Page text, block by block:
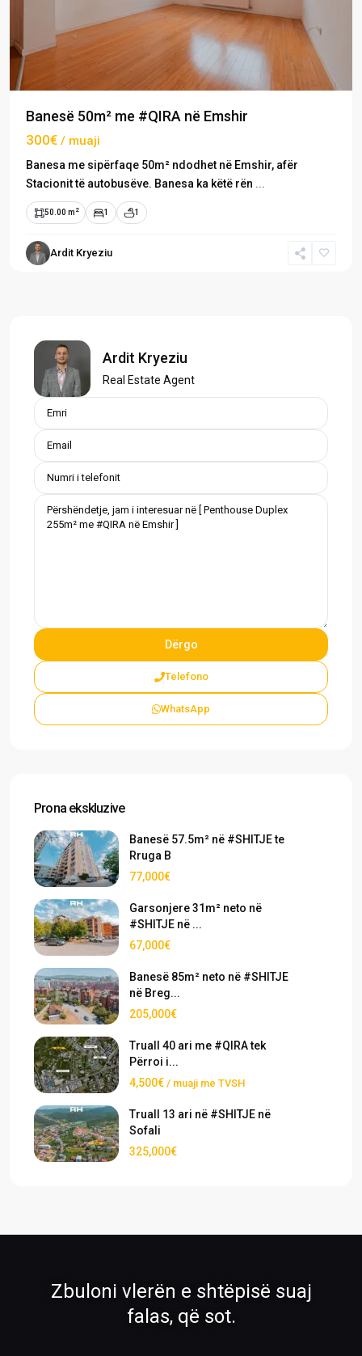
Banesë 50m² me #QIRA në Emshir
300€ / muaji
Banesa me sipërfaqe 50m² ndodhet në Emshir, afër
Stacionit të autobusëve. Banesa ka këtë rën ...
50.00 m 2 1 1
Ardit Kryeziu
Ardit Kryeziu
Real Estate Agent
Telefono
WhatsApp
Prona ekskluzive
Banesë 57.5m² në #SHITJE te
Rruga B
77,000€
Garsonjere 31m² neto në
#SHITJE në ...
67,000€
Banesë 85m² neto në #SHITJE
në Breg...
205,000€
Truall 40 ari me #QIRA tek
Përroi i...
4,500€ / muaji me TVSH
Truall 13 ari në #SHITJE në
Sofali
325,000€
Zbuloni vlerën e shtëpisë suaj
falas, që sot.
Estate
Mëso më shumë për ekipin tonë
Kontakti
Na kontaktoni për çdo pyetje